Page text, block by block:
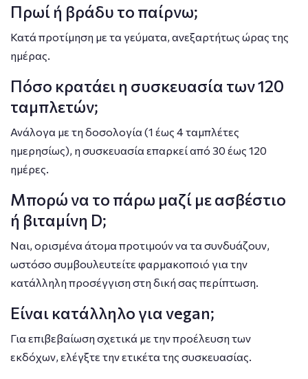
Πρωί ή βράδυ το παίρνω;
Κατά προτίμηση με τα γεύματα, ανεξαρτήτως ώρας της
ημέρας.
Πόσο κρατάει η συσκευασία των 120
ταμπλετών;
Ανάλογα με τη δοσολογία (1 έως 4 ταμπλέτες
ημερησίως), η συσκευασία επαρκεί από 30 έως 120
ημέρες.
Μπορώ να το πάρω μαζί με ασβέστιο
ή βιταμίνη D;
Ναι, ορισμένα άτομα προτιμούν να τα συνδυάζουν,
ωστόσο συμβουλευτείτε φαρμακοποιό για την
κατάλληλη προσέγγιση στη δική σας περίπτωση.
Είναι κατάλληλο για vegan;
Για επιβεβαίωση σχετικά με την προέλευση των
εκδόχων, ελέγξτε την ετικέτα της συσκευασίας.